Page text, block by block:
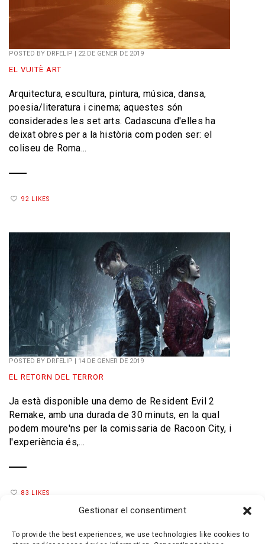
Gestionar el consentiment
To provide the best experiences, we use technologies like cookies to
POSTED BY DRFELIP 22 DE GENER DE 2019
EL VUITÈ ART
Arquitectura, escultura, pintura, música, dansa,
poesia/literatura i cinema; aquestes són
considerades les set arts. Cadascuna d'elles ha
deixat obres per a la història com poden ser: el
coliseu de Roma...
92 LIKES
POSTED BY DRFELIP 14 DE GENER DE 2019
EL RETORN DEL TERROR
Ja està disponible una demo de Resident Evil 2
Remake, amb una durada de 30 minuts, en la qual
podem moure'ns per la comissaria de Racoon City, i
l'experiència és,...
83 LIKES